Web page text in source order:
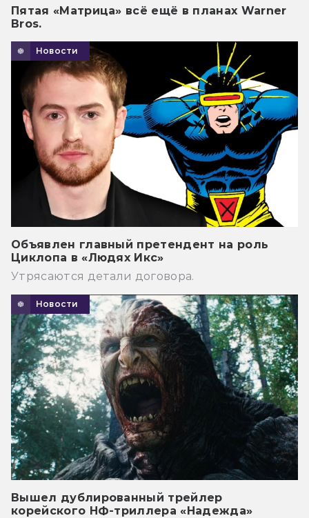
Пятая «Матрица» всё ещё в планах Warner
Bros.
Новости
Объявлен главный претендент на роль
Циклопа в «Людях Икс»
Утрясаются детали договора.
Новости
Вышел дублированный трейлер
корейского НФ-триллера «Надежда»